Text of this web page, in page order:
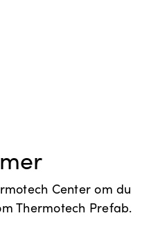
Center om du
Thermotech Prefab.